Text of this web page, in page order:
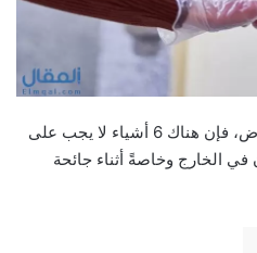
وفقًا لمركز السيطرة على الأمراض، فإن هناك 6 أشياء لا يجب على
الخارج وخاصةً أثناء جائحة